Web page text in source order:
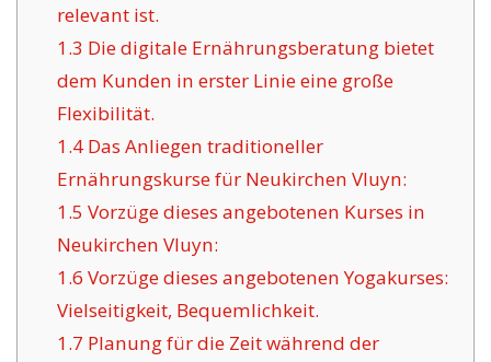
relevant ist.
1.3 Die digitale Ernährungsberatung bietet
dem Kunden in erster Linie eine große
Flexibilität.
1.4Das Anliegen traditioneller
Ernährungskurse für Neukirchen Vluyn:
1.5 Vorzüge dieses angebotenen Kurses in
Neukirchen Vluyn:
1.6 Vorzüge dieses angebotenen Yogakurses:
Vielseitigkeit, Bequemlichkeit.
1.7 Planung für die Zeit während der